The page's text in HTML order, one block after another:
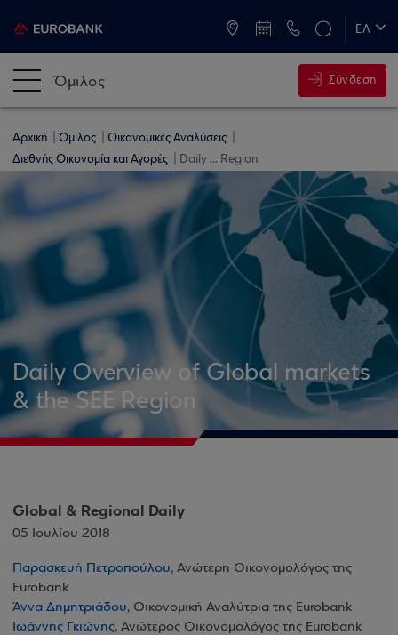
ΕΛ
Όμιλος Σύνδεση
Αρχική Όμιλος
Οικονομικές Αναλύσεις
Διεθνής Οικονομία και Αγορές
Daily ... Region
Daily Overview of Global markets
& the SEE Region
Global & Regional Daily
05 Ιουλίου 2018
Παρασκευή Πετροπούλου, Ανώτερη Οικονομολόγος της
Eurobank
Άννα Δημητριάδου, Οικονομική Αναλύτρια της Eurobank
Ιωάννης Γκιώνης, Ανώτερος Οικονομολόγος της Eurobank